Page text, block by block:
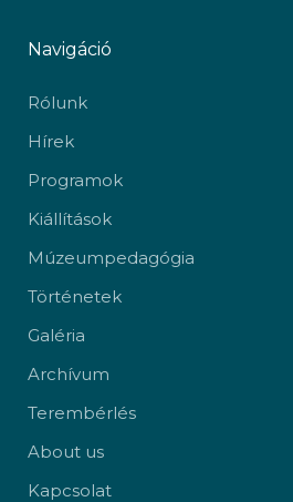
Navigáció
Rólunk
Hírek
Programok
Kiállítások
Múzeumpedagógia
Történetek
Galéria
Archívum
Terembérlés
About us
Kapcsolat